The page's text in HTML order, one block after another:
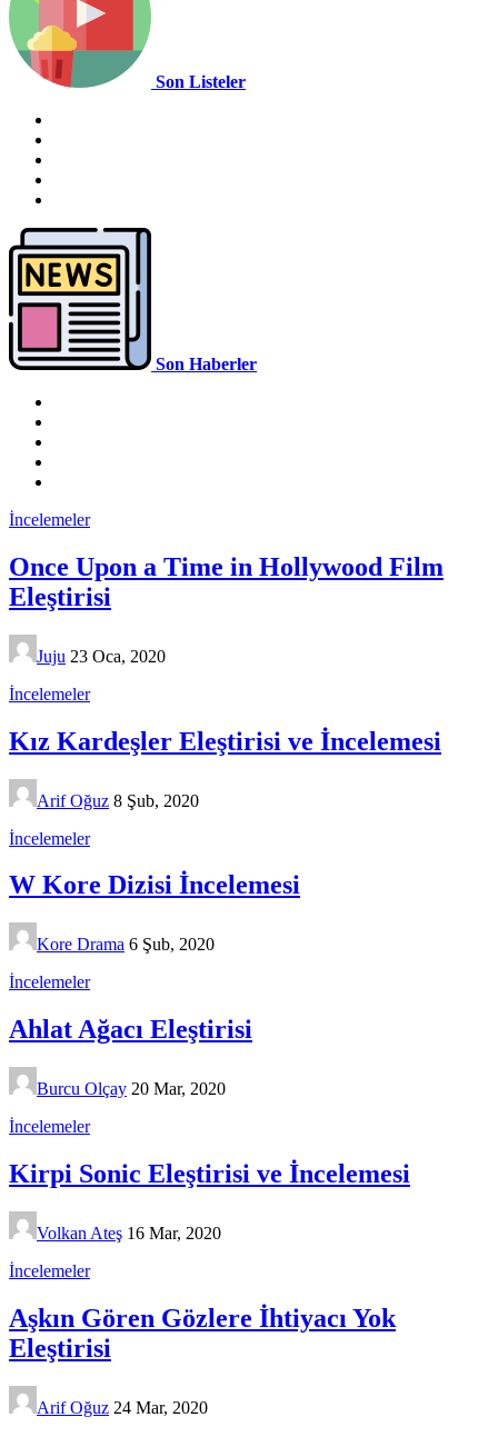
Son Listeler
Son Haberler
İncelemeler
Once Upon a Time in Hollywood Film
Eleştirisi
Juju 23 Oca, 2020
İncelemeler
Kız Kardeşler Eleştirisi ve İncelemesi
Arif Oğuz 8 Şub, 2020
İncelemeler
W Kore Dizisi İncelemesi
Kore Drama 6 Şub, 2020
İncelemeler
Ahlat Ağacı Eleştirisi
Burcu Olçay 20 Mar, 2020
İncelemeler
Kirpi Sonic Eleştirisi ve İncelemesi
Volkan Ateş 16 Mar, 2020
İncelemeler
Aşkın Gören Gözlere İhtiyacı Yok
Eleştirisi
Arif Oğuz 24 Mar, 2020